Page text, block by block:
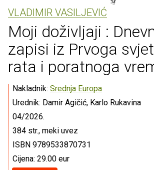
VLADIMIR VASILJEVIĆ
Moji doživljaji :
zapisi iz Prvoga
rata i poratnoga
Nakladnik: Srednja Europa
Urednik: Damir Agičić, Karlo Rukavina
04/2026.
384 str., meki uvez
ISBN 9789533870731
Cijena: 29.00 eur